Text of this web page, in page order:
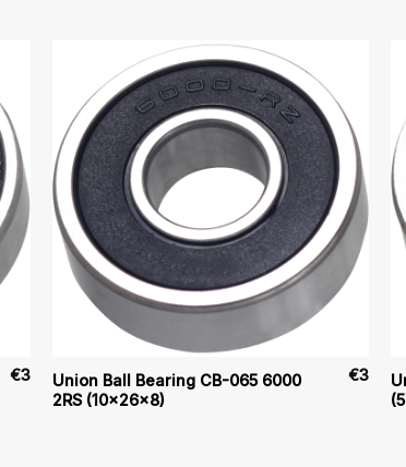
€3
Union Ball Bearing CB-065 6000
2RS (10x26x8)
€3